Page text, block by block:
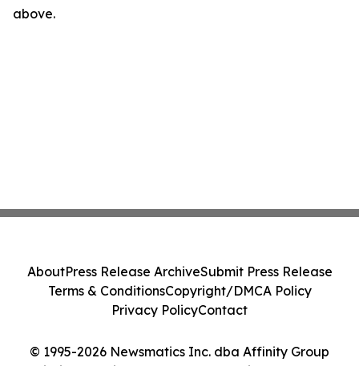
above.
© 1995-2026 Newsmatics Inc. dba Affinity Group
AboutPress Release ArchiveSubmit Press Release
Terms & ConditionsCopyright/DMCA Policy
Privacy PolicyContact